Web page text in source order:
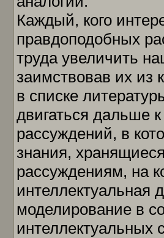
Каждый, кого
правдоподобных
труда увеличить
заимствовав их из
в списке
двигаться дальше
рассуждений, в
знания,
рассуждениям, на
интеллектуальная
моделирование в
интеллектуальных